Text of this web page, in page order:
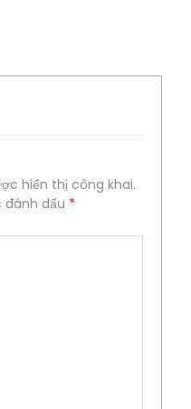
hiển thị công khai.
dấu *